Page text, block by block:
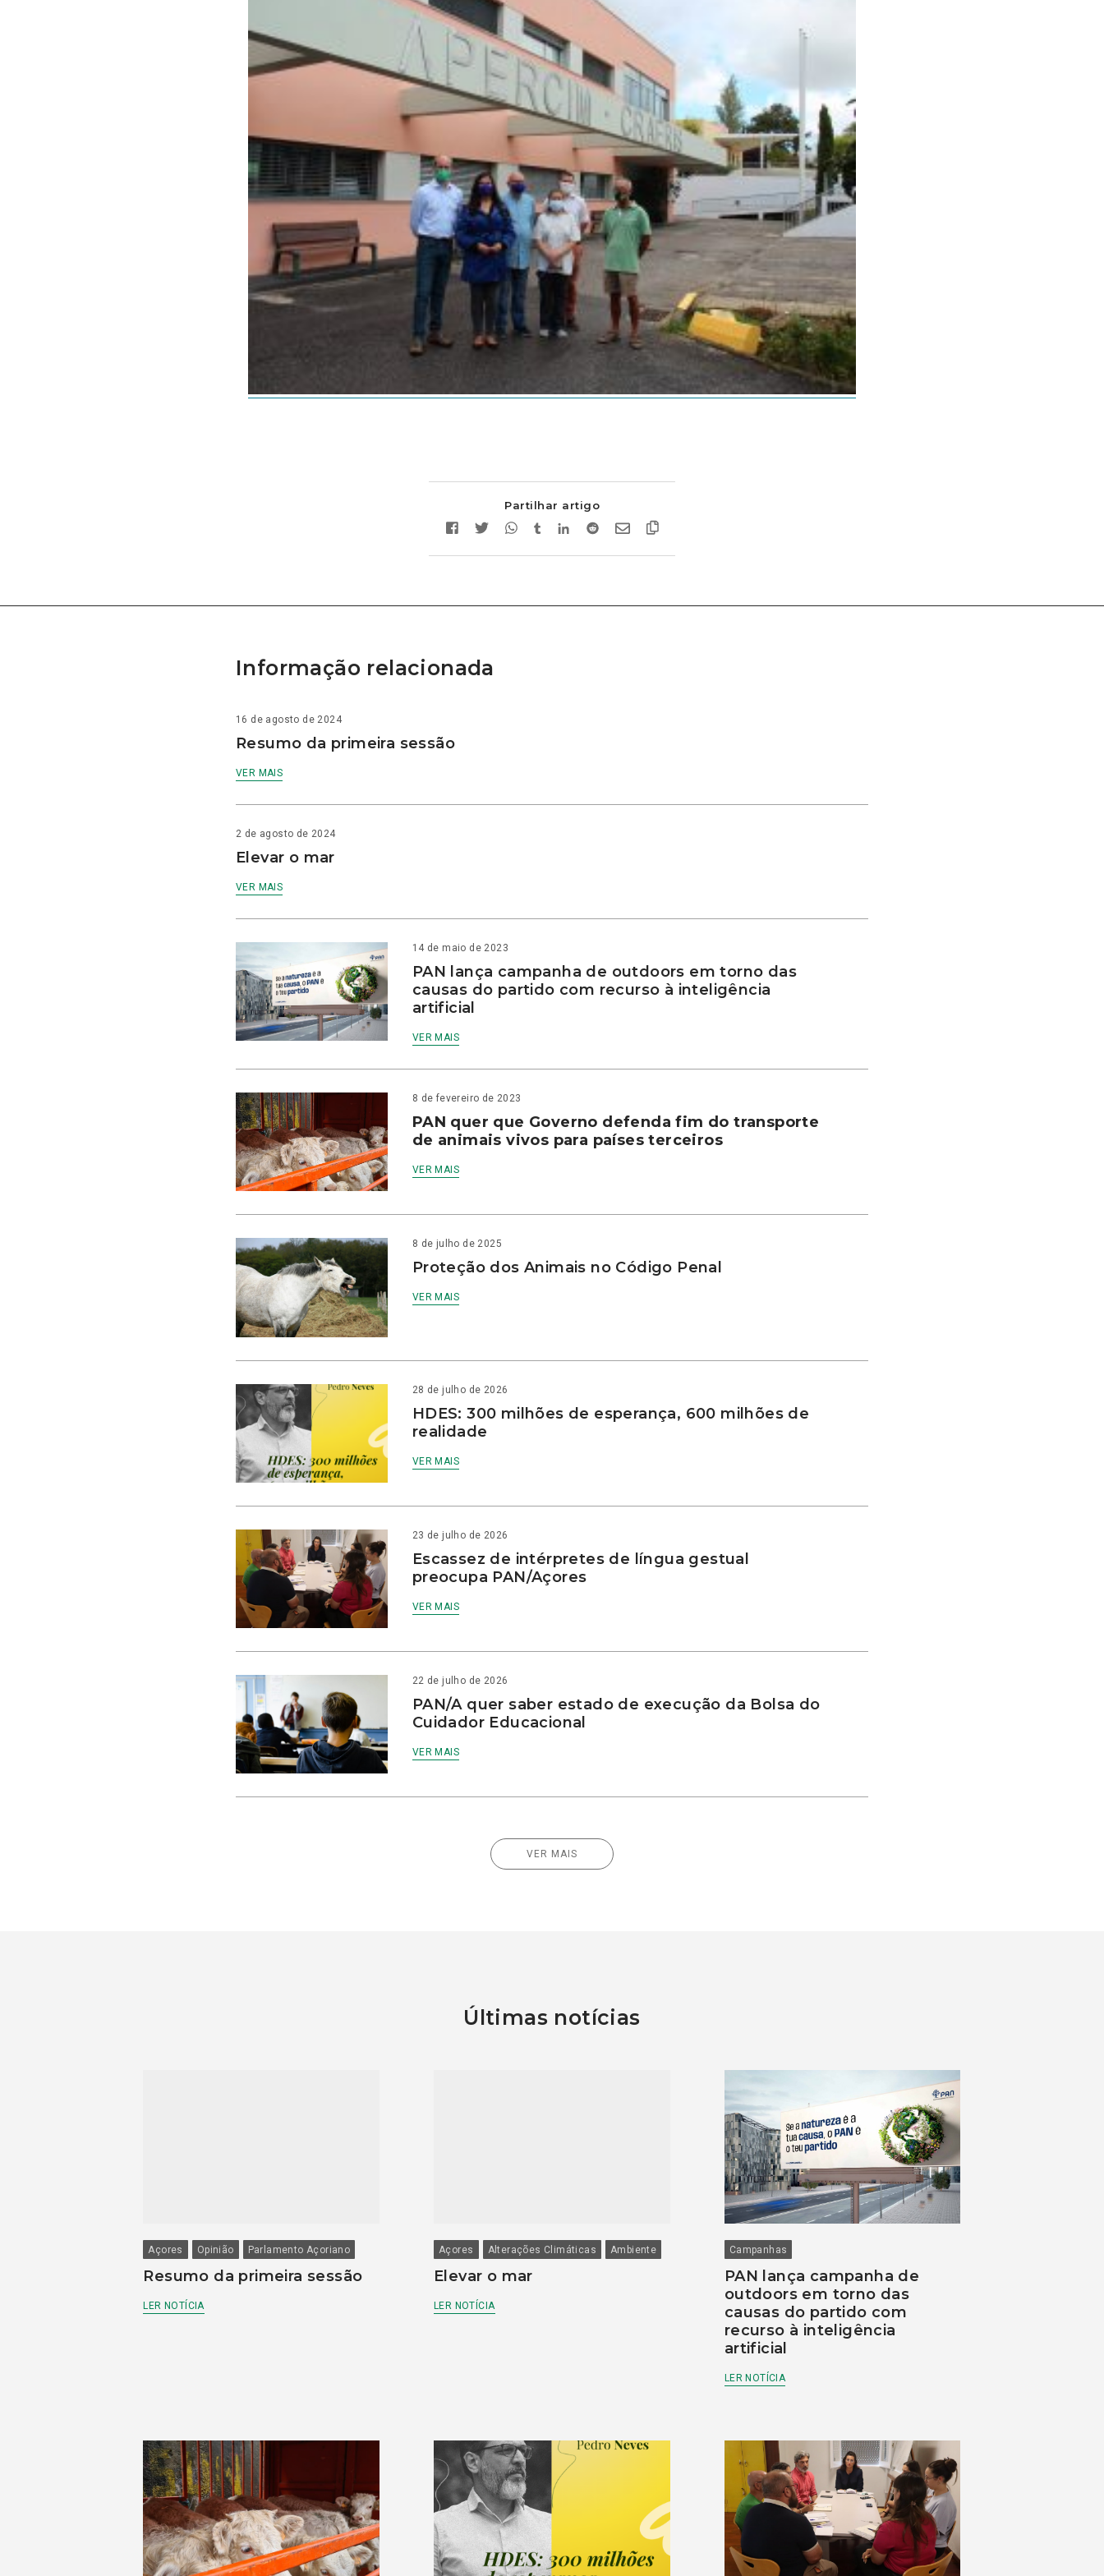
Partilhar artigo
Informação relacionada
16 de agosto de 2024
Resumo da primeira sessão
VER MAIS
2 de agosto de 2024
Elevar o mar
VER MAIS
14 de maio de 2023
PAN lança campanha de outdoors em torno das
causas do partido com recurso à inteligência
artificial
VER MAIS
8 de fevereiro de 2023
PAN quer que Governo defenda fim do transporte
de animais vivos para países terceiros
VER MAIS
8 de julho de 2025
Proteção dos Animais no Código Penal
VER MAIS
28 de julho de 2026
HDES: 300 milhões de esperança, 600 milhões de
realidade
VER MAIS
23 de julho de 2026
Escassez de intérpretes de língua gestual
preocupa PAN/Açores
VER MAIS
22 de julho de 2026
PAN/A quer saber estado de execução da Bolsa do
Cuidador Educacional
VER MAIS
VER MAIS
Últimas notícias
Açores Opinião Parlamento Açoriano
Resumo da primeira sessão
LER NOTÍCIA
Açores Alterações Climáticas Ambiente
Elevar o mar
LER NOTÍCIA
Campanhas
PAN lança campanha de
outdoors em torno das
causas do partido com
recurso à inteligência
artificial
LER NOTÍCIA